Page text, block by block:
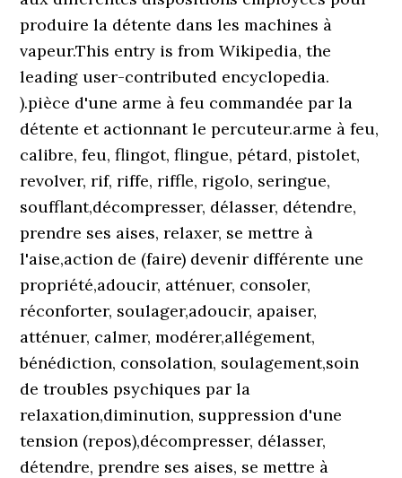
produire la détente dans les machines à
vapeur.This entry is from Wikipedia, the
leading user-contributed encyclopedia.
).pièce d'une arme à feu commandée par la
détente et actionnant le percuteur.arme à feu,
calibre, feu, flingot, flingue, pétard, pistolet,
revolver, rif, riffe, riffle, rigolo, seringue,
soufflant,décompresser, délasser, détendre,
prendre ses aises, relaxer, se mettre à
l'aise,action de (faire) devenir différente une
propriété,adoucir, atténuer, consoler,
réconforter, soulager,adoucir, apaiser,
atténuer, calmer, modérer,allégement,
bénédiction, consolation, soulagement,soin
de troubles psychiques par la
relaxation,diminution, suppression d'une
tension (repos),décompresser, délasser,
détendre, prendre ses aises, se mettre à